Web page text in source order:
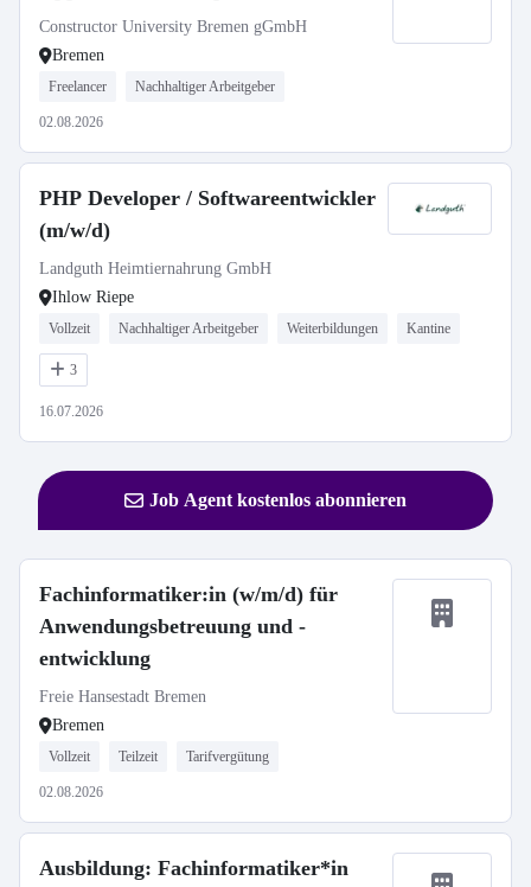
Constructor University Bremen gGmbH
Bremen
Freelancer Nachhaltiger Arbeitgeber
02.08.2026
PHP Developer / Softwareentwickler
(m/w/d)
Landguth Heimtiernahrung GmbH
Ihlow Riepe
Vollzeit Nachhaltiger Arbeitgeber Weiterbildungen Kantine
3
16.07.2026
Job Agent kostenlos abonnieren
Fachinformatiker:in (w/m/d) für
Anwendungsbetreuung und -
entwicklung
Freie Hansestadt Bremen
Bremen
Vollzeit Teilzeit Tarifvergütung
02.08.2026
Ausbildung: Fachinformatiker*in